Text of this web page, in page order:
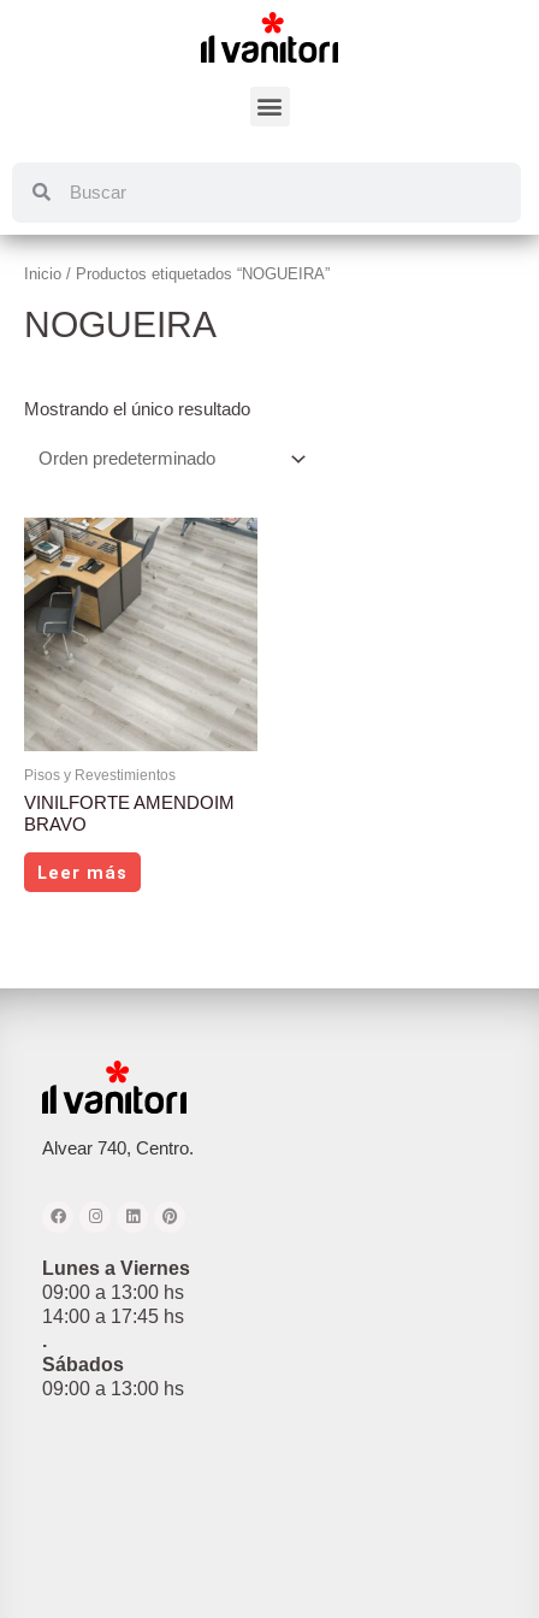
Inicio / Productos etiquetados “NOGUEIRA”
NOGUEIRA
Mostrando el único resultado
Pisos y Revestimientos
VINILFORTE AMENDOIM
BRAVO
Leer más
Alvear 740, Centro.
Lunes a Viernes
09:00 a 13:00 hs
14:00 a 17:45 hs
.
Sábados
09:00 a 13:00 hs